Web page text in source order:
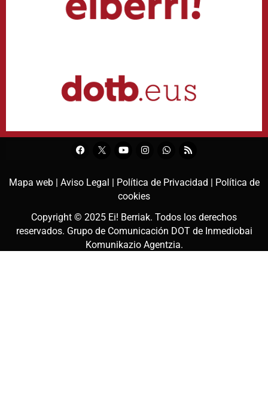
Mapa web | Aviso Legal | Política de Privacidad | Política de
cookies
Copyright © 2025 Ei! Berriak. Todos los derechos
reservados. Grupo de Comunicación DOT de Inmediobai
Komunikazio Agentzia.